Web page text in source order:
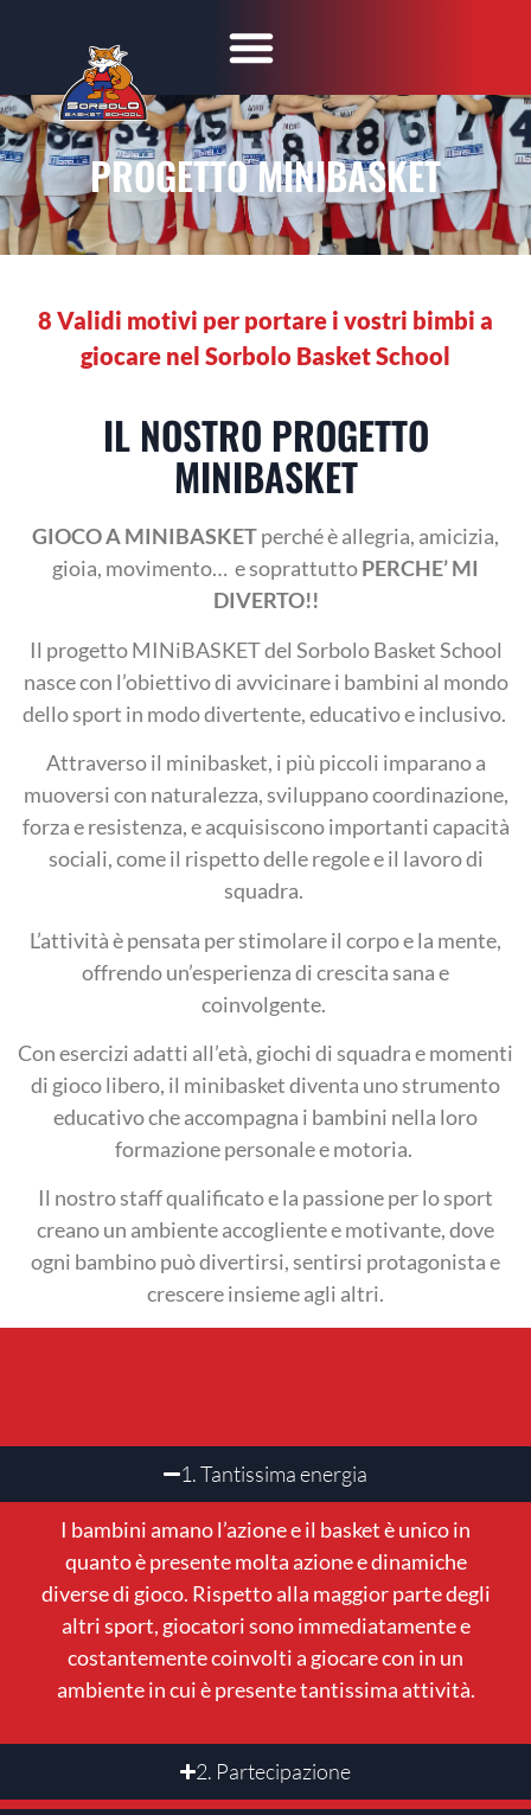
PROGETTO MINIBASKET
8 Validi motivi per portare i vostri bimbi a
giocare nel Sorbolo Basket School
IL NOSTRO PROGETTO
MINIBASKET
GIOCO A MINIBASKETperché è allegria, amicizia,
gioia, movimento… e soprattuttoPERCHE’ MI
DIVERTO!!
Il progetto MINiBASKET del Sorbolo Basket School
nasce con l’obiettivo di avvicinare i bambini al mondo
dello sport in modo divertente, educativo e inclusivo.
Attraverso il minibasket, i più piccoli imparano a
muoversi con naturalezza, sviluppano coordinazione,
forza e resistenza, e acquisiscono importanti capacità
sociali, come il rispetto delle regole e il lavoro di
squadra.
L’attività è pensata per stimolare il corpo e la mente,
offrendo un’esperienza di crescita sana e
coinvolgente.
Con esercizi adatti all’età, giochi di squadra e momenti
di gioco libero, il minibasket diventa uno strumento
educativo che accompagna i bambini nella loro
formazione personale e motoria.
Il nostro staff qualificato e la passione per lo sport
creano un ambiente accogliente e motivante, dove
ogni bambino può divertirsi, sentirsi protagonista e
crescere insieme agli altri.
1. Tantissima energia
I bambini amano l’azione e il basket è unico in
quanto è presente molta azione e dinamiche
diverse di gioco. Rispetto alla maggior parte degli
altri sport, giocatori sono immediatamente e
costantemente coinvolti a giocare con in un
ambiente in cui è presente tantissima attività.
2. Partecipazione